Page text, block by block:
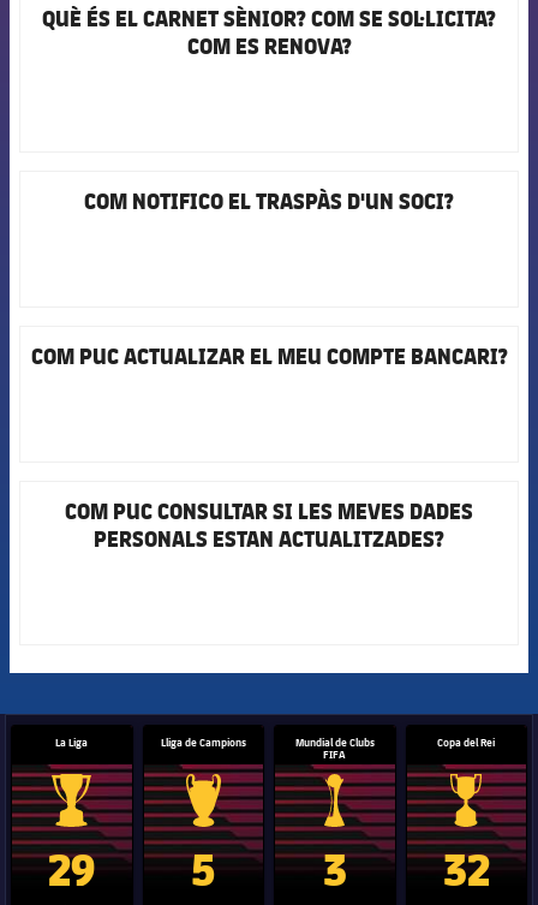
FCB Barcelona badge
QUÈ ÉS EL CARNET SÈNIOR? COM SE SOL·LICITA?
COM ES RENOVA?
FCB Barcelona badge
COM NOTIFICO EL TRASPÀS D'UN SOCI?
FCB Barcelona badge
COM PUC ACTUALIZAR EL MEU COMPTE BANCARI?
FCB Barcelona badge
COM PUC CONSULTAR SI LES MEVES DADES
PERSONALS ESTAN ACTUALITZADES?
La Liga
Trofeu de la Liga
29
Lliga de Campions
Trofeu de la Lliga de Campions
5
Mundial de Clubs
FIFA
Trofeu del Mundial de Clubs
3
Copa del Rei
Copa del
32